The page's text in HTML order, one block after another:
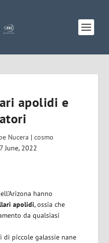
apolidi e
Nucera | cosmo
June, 2022
hanno
apolidi, ossia che
da qualsiasi
piccole galassie nane